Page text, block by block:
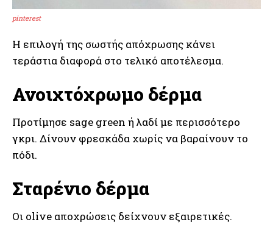
pinterest
Η επιλογή της σωστής απόχρωσης κάνει
τεράστια διαφορά στο τελικό αποτέλεσμα.
Ανοιχτόχρωμο δέρμα
Προτίμησε sage green ή λαδί με περισσότερο
γκρι. Δίνουν φρεσκάδα χωρίς να βαραίνουν το
πόδι.
Σταρένιο δέρμα
Οι olive αποχρώσεις δείχνουν εξαιρετικές.